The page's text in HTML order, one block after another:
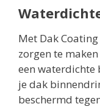
Met Dak
zorgen te
een
je dak
beschermd